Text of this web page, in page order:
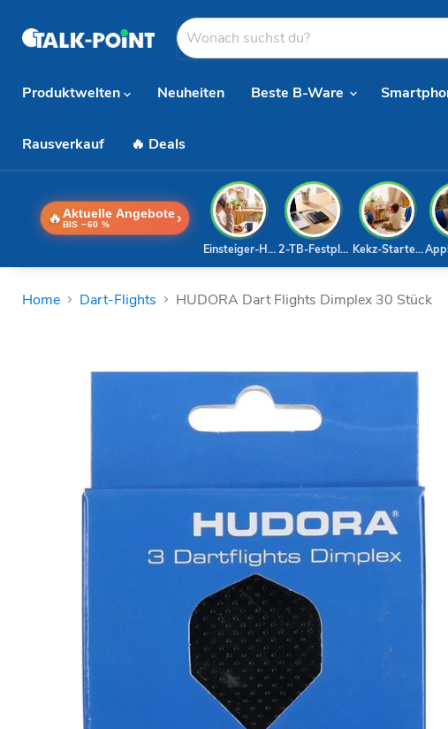
Produktwelten
Neuheiten Beste B-Ware
Rausverkauf 🔥 Deals
🔥 Aktuelle Angebote
BIS −60 % ›
Kekz-Starterset
2-TB-Festplatte
Einsteiger-Handy
Home Dart-Flights HUDORA Dart Flights Dimplex 30 Stück